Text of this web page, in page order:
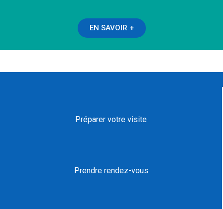
EN SAVOIR +
Préparer votre visite
Prendre rendez-vous